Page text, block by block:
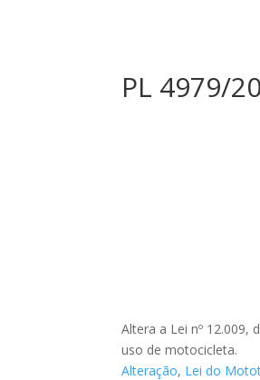
PL 4979/
Altera a Lei nº 12.009,
uso de motocicleta.
Alteração, Lei do